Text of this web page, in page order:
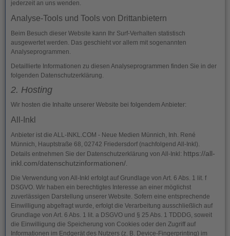
jederzeit an uns wenden.
Analyse-Tools und Tools von Dritt­anbietern
Beim Besuch dieser Website kann Ihr Surf-Verhalten statistisch
ausgewertet werden. Das geschieht vor allem mit sogenannten
Analyseprogrammen.
Detaillierte Informationen zu diesen Analyseprogrammen finden Sie in der
folgenden Datenschutzerklärung.
2. Hosting
Wir hosten die Inhalte unserer Website bei folgendem Anbieter:
All-Inkl
Anbieter ist die ALL-INKL.COM - Neue Medien Münnich, Inh. René
Münnich, Hauptstraße 68, 02742 Friedersdorf (nachfolgend All-Inkl).
Details entnehmen Sie der Datenschutzerklärung von All-Inkl: https://all-
inkl.com/datenschutzinformationen/.
Die Verwendung von All-Inkl erfolgt auf Grundlage von Art. 6 Abs. 1 lit. f
DSGVO. Wir haben ein berechtigtes Interesse an einer möglichst
zuverlässigen Darstellung unserer Website. Sofern eine entsprechende
Einwilligung abgefragt wurde, erfolgt die Verarbeitung ausschließlich auf
Grundlage von Art. 6 Abs. 1 lit. a DSGVO und § 25 Abs. 1 TDDDG, soweit
die Einwilligung die Speicherung von Cookies oder den Zugriff auf
Informationen im Endgerät des Nutzers (z. B. Device-Fingerprinting) im